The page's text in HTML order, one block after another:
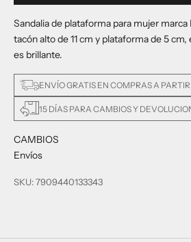
Sandalia de plataforma para mujer marca
tacón alto de 11 cm y plataforma de 5
es brillante.
ENVÍO GRATIS EN COMPRAS A
15 DÍAS PARA CAMBIOS Y
CAMBIOS
Envíos
SKU: 7909440133343